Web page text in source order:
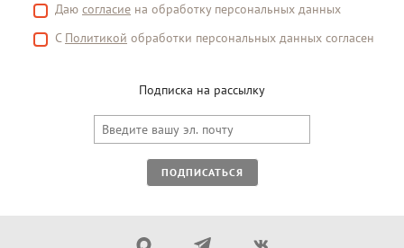
Даю согласие на обработку персональных данных
С Политикой обработки персональных данных согласен
Подписка на рассылку
ПОДПИСАТЬСЯ